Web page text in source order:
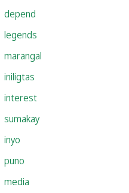
depend
legends
marangal
iniligtas
interest
sumakay
inyo
puno
media